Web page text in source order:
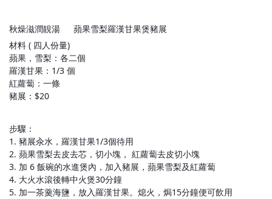
秋燥滋潤靚湯 蘋果雪梨羅漢甘果煲豬展
材料 ( 四人份量)
蘋果，雪梨：各二個
羅漢甘果：1/3 個
紅蘿蔔：一條
豬展：$20
步驟：
1. 豬展汆水，羅漢甘果1/3個待用
2. 蘋果雪梨去皮去芯，切小塊， 紅蘿蔔去皮切小塊
3. 加 6 飯碗的水進煲內，加入豬展，蘋果雪梨及紅蘿蔔
4. 大火水滾後轉中火煲30分鐘
5. 加一茶羹海鹽，放入羅漢甘果。熄火，焗15分鐘便可飲用